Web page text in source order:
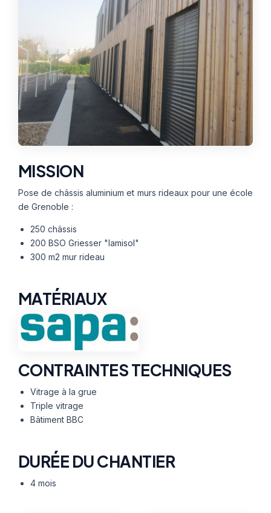
ACTUALITÉS
CONTACT
ETRE RAPPELÉ
MISSION
Pose de châssis aluminium et murs rideaux pour une école
de Grenoble :
250 châssis
200 BSO Griesser "lamisol"
300 m2 mur rideau
MATÉRIAUX
CONTRAINTES TECHNIQUES
Vitrage à la grue
Triple vitrage
Bâtiment BBC
DURÉE DU CHANTIER
4 mois